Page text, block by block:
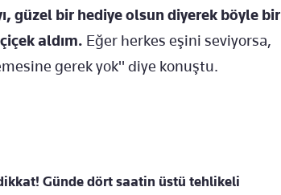
güzel bir hediye olsun diyerek böyle bir
aldım. Eğer herkes eşini seviyorsa,
gerek yok" diye konuştu.
Günde dört saatin üstü tehlikeli